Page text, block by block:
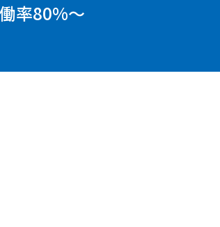
率80%～